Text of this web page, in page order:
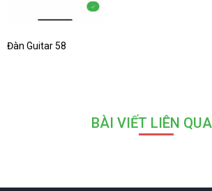
Đàn Guitar 58
BÀI VIẾT LIÊN